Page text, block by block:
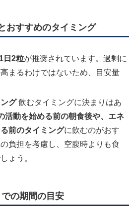
おすすめのタイミング
1日2粒が推奨されています。過剰に
まるわけではないため、目安量
グ飲むタイミングに決まりはあ
活動を始める前の朝食後や、エネ
前のタイミングに飲むのがおす
負担を考慮し、空腹時よりも食
ょう。
の期間の目安